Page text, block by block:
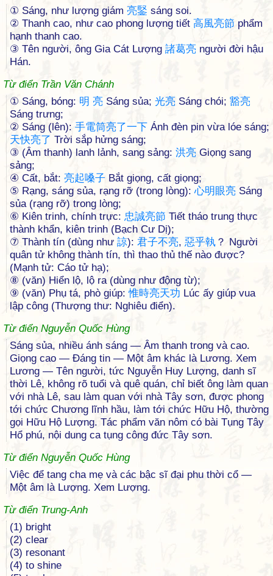
① Sáng, như lượng giám 亮鋻 sáng soi.
② Thanh cao, như cao phong lượng tiết 高風亮節 phẩm
hạnh thanh cao.
③ Tên người, ông Gia Cát Lượng 諸葛亮 người đời hậu
Hán.
Từ điển Trần Văn Chánh
① Sáng, bóng: 明 亮 Sáng sủa; 光亮 Sáng chói; 豁亮
Sáng trưng;
② Sáng (lên): 手電筒亮了一下 Ánh đèn pin vừa lóe sáng;
天快亮了 Trời sắp hửng sáng;
③ (Âm thanh) lanh lảnh, sang sảng: 洪亮 Giọng sang
sảng;
④ Cất, bắt: 亮起嗓子 Bắt giọng, cất giọng;
⑤ Rạng, sáng sủa, rạng rỡ (trong lòng):心明 眼亮 Sáng
sủa (rạng rỡ) trong lòng;
⑥ Kiên trinh, chính trực: 忠誠亮節 Tiết tháo trung thực
thành khẩn, kiên trinh (Bạch Cư Dị);
⑦ Thành tín (dùng như 諒): 君子不亮, 惡乎執 ？ Người
quân tử không thành tín, thì thao thủ thế nào được?
(Mạnh tử: Cáo tử hạ);
⑧ (văn) Hiển lộ, lộ ra (dùng như động từ);
⑨ (văn) Phụ tá, phò giúp:惟時亮天功 Lúc ấy giúp vua
lập công (Thượng thư: Nghiêu điển).
Từ điển Nguyễn Quốc Hùng
Sáng sủa, nhiều ánh sáng — Âm thanh trong và cao.
Giọng cao — Đáng tin — Một âm khác là Lương. Xem
Lương — Tên người, tức Nguyễn Huy Lượng, danh sĩ
thời Lê, không rõ tuổi và quê quán, chỉ biết ông làm quan
với nhà Lê, sau làm quan với nhà Tây sơn, được phong
tới chức Chương lĩnh hầu, làm tới chức Hữu Hộ, thường
gọi Hữu Hộ Lượng. Tác phẩm văn nôm có bài Tụng Tây
Hổ phú, nội dung ca tụng công đức Tây sơn.
Từ điển Nguyễn Quốc Hùng
Việc để tang cha mẹ và các bậc sĩ đại phu thời cổ —
Một âm là Lượng. Xem Lượng.
Từ điển Trung-Anh
(1) bright
(2) clear
(3) resonant
(4) to shine